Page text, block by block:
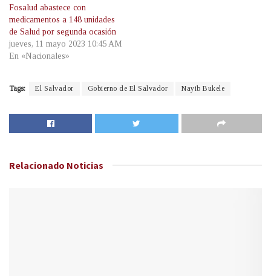
Fosalud abastece con
medicamentos a 148 unidades
de Salud por segunda ocasión
jueves, 11 mayo 2023 10:45 AM
En «Nacionales»
Tags: El Salvador Gobierno de El Salvador Nayib Bukele
Relacionado Noticias